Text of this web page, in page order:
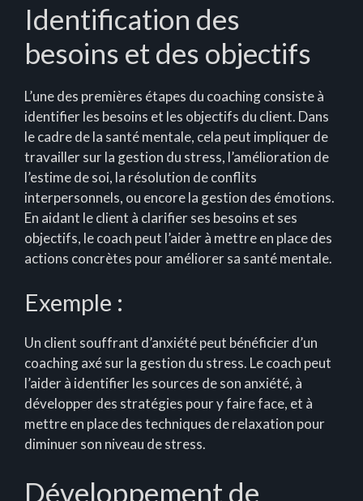
Identification des
besoins et des objectifs
L’une des premières étapes du coaching consiste à
identifier les besoins et les objectifs du client. Dans
le cadre de la santé mentale, cela peut impliquer de
travailler sur la gestion du stress, l’amélioration de
l’estime de soi, la résolution de conflits
interpersonnels, ou encore la gestion des émotions.
En aidant le client à clarifier ses besoins et ses
objectifs, le coach peut l’aider à mettre en place des
actions concrètes pour améliorer sa santé mentale.
Exemple :
Un client souffrant d’anxiété peut bénéficier d’un
coaching axé sur la gestion du stress. Le coach peut
l’aider à identifier les sources de son anxiété, à
développer des stratégies pour y faire face, et à
mettre en place des techniques de relaxation pour
diminuer son niveau de stress.
Développement de